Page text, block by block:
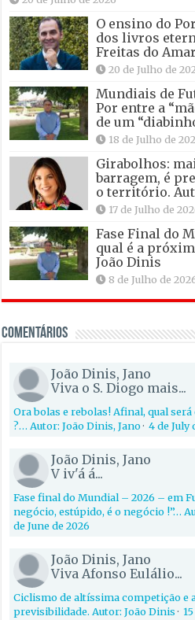
O ensino do
dos livros
Freitas do
20 de Julho de
Mundiais de
Por entre a
de um
18 de Julho de
Girabolhos:
barragem, é
o território.
17 de Julho de
Fase Final do
qual é a
João Dinis
8 de Julho de
Comentários
João Dinis, Jano
Viva o S. Diogo mais...
Ora bolas e rebolas! Afinal, qual
?… Autor: João Dinis, Jano·4 de July
João Dinis, Jano
V iv'á á...
Fase final do Mundial – 2026 – em
negócio, estúpido, é o negócio !”…
de June de 2026
João Dinis, Jano
Viva Afonso Eulálio...
Ciclismo de altíssima competição e
previsibilidade. Autor: João Dinis·